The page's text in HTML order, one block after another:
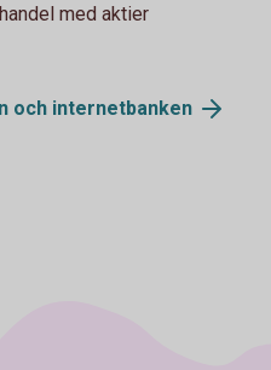
med aktier
och internetbanken